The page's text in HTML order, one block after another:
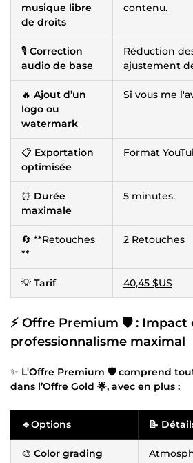
musique libre
de droits
contenu.
🎙️ Correction
audio de base
Réduction
ajustement
🔥 Ajout d’un
logo ou
watermark
Si vous me
📋 Exportation
optimisée
Format
⏰ Durée
maximale
5 minutes.
🔄 **Retouches
**
2 Retouches
💡 Tarif 40,45 $US
⚡ Offre Premium 🛡️ : Impact
professionnalisme maximal
✨ L'Offre Premium 🛡️ comprend
dans l’Offre Gold 🌟, avec en plus :
🔹Options 📝
🎨 Color grading